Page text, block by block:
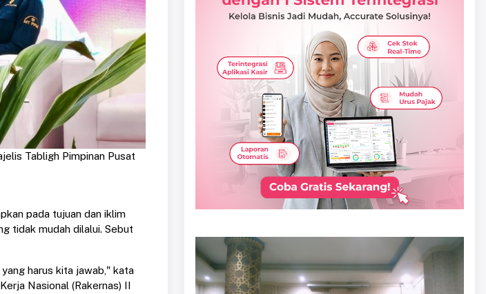
Tabligh Pimpinan Pusat
pada tujuan dan iklim
tidak mudah dilalui. Sebut
harus kita jawab," kata
Nasional (Rakernas) II